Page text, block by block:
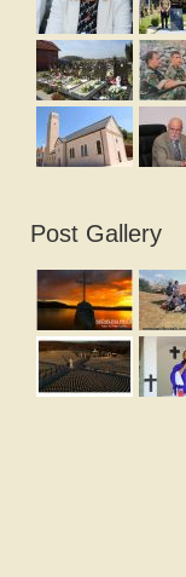
Post Gallery